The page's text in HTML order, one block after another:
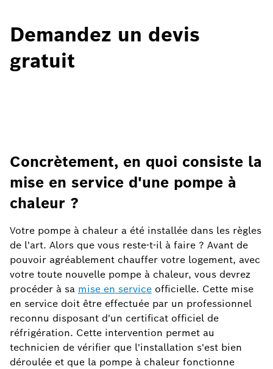
Demandez un devis
gratuit
Concrètement, en quoi consiste la
mise en service d'une pompe à
chaleur ?
Votre pompe à chaleur a été installée dans les règles
de l'art. Alors que vous reste-t-il à faire ? Avant de
pouvoir agréablement chauffer votre logement, avec
votre toute nouvelle pompe à chaleur, vous devrez
procéder à sa mise en service officielle. Cette mise
en service doit être effectuée par un professionnel
reconnu disposant d'un certificat officiel de
réfrigération. Cette intervention permet au
technicien de vérifier que l'installation s'est bien
déroulée et que la pompe à chaleur fonctionne